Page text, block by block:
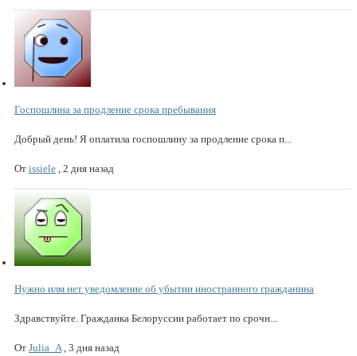
Госпошлина за продление срока пребывания
Добрый день! Я оплатила госпошлину за продление срока п...
От issiele , 2 дня назад
Нужно илм нет уведомление об убытии иностранного гражданина
Здравствуйте. Гражданка Белоруссии работает по срочн...
От Julia_A, 3 дня назад